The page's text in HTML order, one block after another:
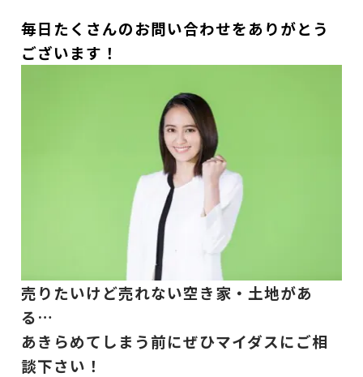
毎日たくさんのお問い合わせをありがとう
ございます！
売りたいけど売れない空き家・土地があ
る…
あきらめてしまう前にぜひマイダスにご相
談下さい！